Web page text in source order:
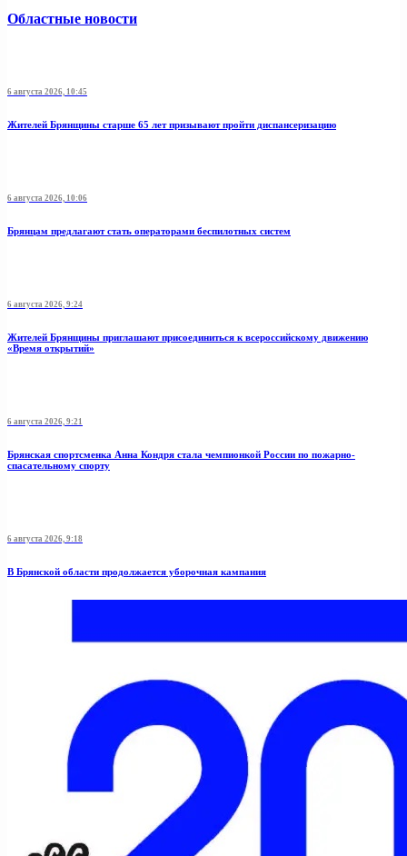
Областные новости
6 августа 2026, 10:45
Жителей Брянщины старше 65 лет призывают пройти диспансеризацию
6 августа 2026, 10:06
Брянцам предлагают стать оперaторами бeспилотных систeм
6 августа 2026, 9:24
Жителей Брянщины приглашают присоединиться к всероссийскому движению
«Время открытий»
6 августа 2026, 9:21
Брянская спортсменка Анна Кондря стала чемпионкой России по пожарно-
спасательному спорту
6 августа 2026, 9:18
В Брянской области продолжается уборочная кампания